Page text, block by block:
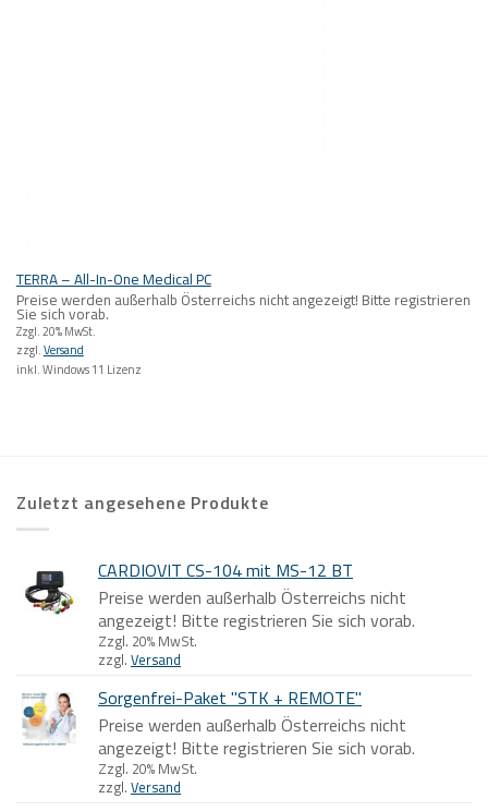
TERRA – All-In-One Medical PC
Preise werden außerhalb Österreichs nicht angezeigt! Bitte registrieren
Sie sich vorab.
Zzgl. 20% MwSt.
zzgl.Versand
inkl. Windows 11 Lizenz
Zuletzt angesehene Produkte
CARDIOVIT CS-104 mit MS-12 BT
Preise werden außerhalb Österreichs nicht
angezeigt! Bitte registrieren Sie sich vorab.
Zzgl. 20% MwSt.
zzgl. Versand
Sorgenfrei-Paket "STK + REMOTE"
Preise werden außerhalb Österreichs nicht
angezeigt! Bitte registrieren Sie sich vorab.
Zzgl. 20% MwSt.
zzgl. Versand